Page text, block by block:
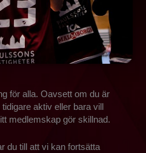
för alla. Oavsett om du är
aktiv eller bara vill
medlemskap gör skillnad.
du till att vi kan fortsätta